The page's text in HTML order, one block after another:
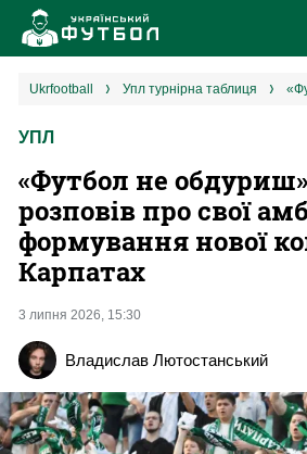
Новини
Єврокубки
УПЛ
2 ліга
Різне
ukrfootball упл турнірна таблиця
УПЛ
«Футбол не
розповів про свої
формування нової
Карпатах
3 липня 2026, 15:30
Владислав Лютостанський